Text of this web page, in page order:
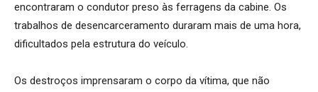
encontraram o condutor preso às ferragens da cabine. Os
trabalhos de desencarceramento duraram mais de uma hora,
dificultados pela estrutura do veículo.
Os destroços imprensaram o corpo da vítima, que não